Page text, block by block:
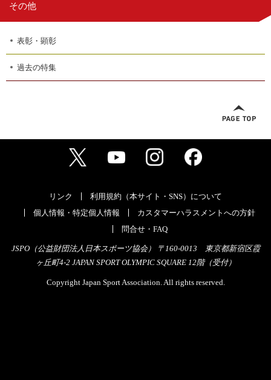
その他
表彰・顕彰
過去の特集
リンク
利用規約（本サイト・SNS）について
個人情報・特定個人情報
カスタマーハラスメントへの方針
問合せ・FAQ
JSPO（公益財団法人日本スポーツ協会） 〒160-0013 東京都新宿区霞
ヶ丘町4-2 JAPAN SPORT OLYMPIC SQUARE 12階（受付）
Copyright Japan Sport Association. All rights reserved.